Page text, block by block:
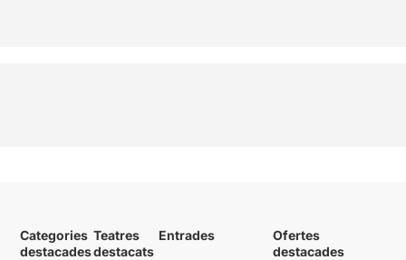
Categories
destacades
Teatres
destacats
Entrades
Ofertes
destacades